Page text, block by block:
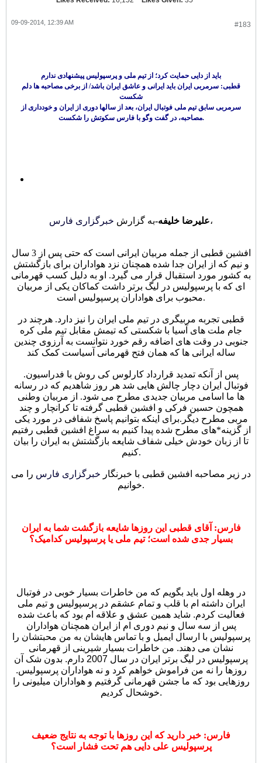
#183
09-09-2014, 12:39 AM
باید از دایی حمایت کرد؛ از تیم ملی و پرسپولیس پیشنهادی ندارم
قطبی: سرمربی ایران باید ایرانی و عاشق ایران باشد/ از برخی مصاحبه ها دلم
شکست
سرمربی سابق تیم ملی فوتبال ایران، بعد از سالها دوری از ایران و خودداری از
مصاحبه، در گفت وگو با فارس سکوتش را شکست.
علیرضا خلیفه-به گزارش خبرگزاری فارس ،
افشین قطبی از جمله مربیان ایرانی است که حتی پس از 3 سال
و نیم که از ایران جدا شده همچنان نزد هواداران برای بازگشتش
به کشور مورد استقبال قرار می گیرد. او به دلیل کسب قهرمانی
ای که با پرسپولیس در لیگ برتر داشت کماکان یکی از مربیان
محبوب برای هواداران پرسپولیس است.
قطبی تجربه مربیگری در تیم ملی ایران را نیز دارد. هرچند در
جام ملت های آسیا با شکستی که تیمش مقابل تیم ملی کره
جنوبی در وقت های اضافه رقم خورد نتوانست به آرزوی چندین
ساله ایرانی ها که همان فتح قهرمانی آسیاست کمک کند
.پس از آنکه تمدید قرارداد کارلوس کی روش با فدراسیون
فوتبال ایران دچار چالش هایی شد هر روز شاهدیم که در رسانه
ها ما اسامی مربیان جدیدی مطرح می شود. از مربیان وطنی
همچون حسین فرکی و افشین قطبی گرفته تا کرانچار و چند
مربی مطرح دیگر.برای اینکه بتوانیم پاسخ شفافی در مورد یکی
از گزینه*های مطرح شده پیدا کنیم به سراغ افشین قطبی رفتیم
تا از زبان خودش خیلی شفاف شایعه بازگشتش به ایران را بیان
کنیم.
در زیر مصاحبه افشین قطبی با خبرنگار خبرگزاری فارس را می
خوانیم.
فارس: آقای قطبی این روزها شایعه بازگشت شما به ایران
بسیار جدی شده است؛ تیم ملی یا پرسپولیس کدامیک؟
در وهله اول باید بگویم که من خاطرات بسیار خوبی در فوتبال
ایران داشته ام با قلب و تمام عشقم در پرسپولیس و تیم ملی
فعالیت کردم. شاید همین عشق و علاقه ام بود که باعث شده
پس از سه سال و نیم دوری ام از ایران همچنان هواداران
پرسپولیس با ارسال ایمیل و با تماس هایشان به من محبتشان را
نشان می دهند. من خاطرات بسیار شیرینی از قهرمانی
پرسپولیس در لیگ برتر ایران در سال 2007 دارم. بدون شک آن
روزها را نه من فراموش خواهم کرد و نه هواداران پرسپولیس.
روزهایی بود که ما جشن قهرمانی گرفتیم و هواداران میلیونی را
خوشحال کردیم.
فارس: خبر دارید که این روزها با توجه به نتایج ضعیف
پرسپولیس علی دایی هم تحت فشار است؟